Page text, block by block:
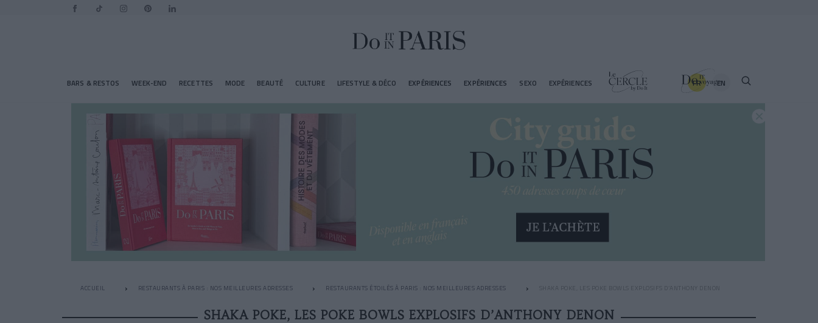
BARS & RESTOS WEEK-END RECETTES MODE BEAUTÉ CULTURE LIFESTYLE & DÉCO EXPÉRIENCES EXPÉRIENCES SEXO EXPÉRIENCES FR EN
ACCUEIL RESTAURANTS À PARIS : NOS MEILLEURES ADRESSES RESTAURANTS ÉTOILÉS À PARIS : NOS MEILLEURES ADRESSES SHAKA POKE, LES POKE BOWLS EXPLOSIFS D’ANTHONY DENON
SHAKA POKE, LES POKE BOWLS EXPLOSIFS D’ANTHONY DENON